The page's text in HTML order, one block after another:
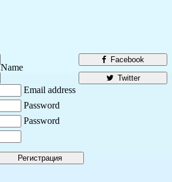
Facebook
Twitter
Name
Email address
Password
Password
Регистрация